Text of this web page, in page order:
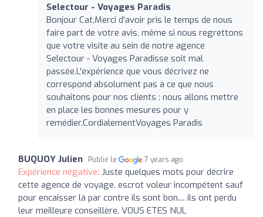
Selectour - Voyages Paradis
Bonjour Cat,Merci d'avoir pris le temps de nous
faire part de votre avis, même si nous regrettons
que votre visite au sein de notre agence
Selectour - Voyages Paradisse soit mal
passée.L'expérience que vous décrivez ne
correspond absolument pas à ce que nous
souhaitons pour nos clients : nous allons mettre
en place les bonnes mesures pour y
remédier.CordialementVoyages Paradis
BUQUOY Julien Publié le 7 years ago
Expérience négative: Juste quelques mots pour décrire
cette agence de voyage. escrot voleur incompétent sauf
pour encaisser là par contre ils sont bon.... ils ont perdu
leur meilleure conseillère. VOUS ETES NUL